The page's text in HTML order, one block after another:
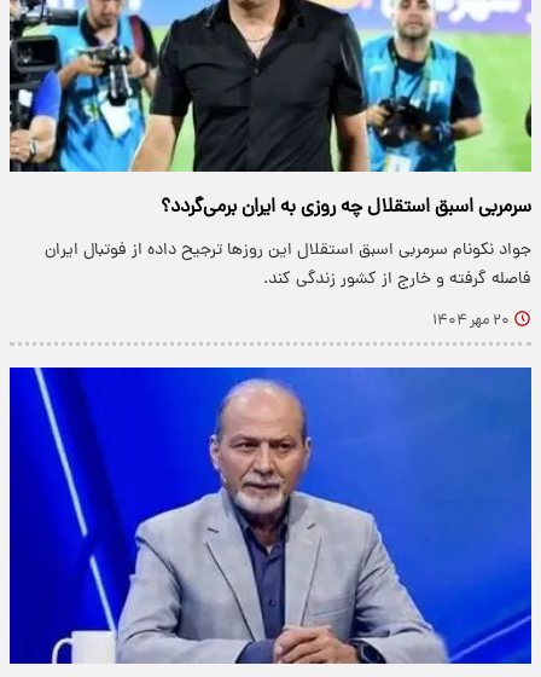
سرمربی اسبق استقلال چه روزی به ایران برمی‌گردد؟
جواد نکونام سرمربی اسبق استقلال این روزها ترجیح داده از فوتبال ایران
فاصله گرفته و خارج از کشور زندگی کند.
۲۰ مهر ۱۴۰۴